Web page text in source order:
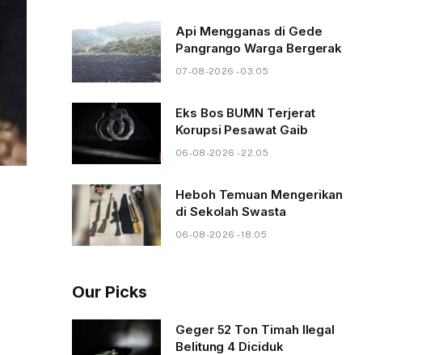
Api Mengganas di Gede
Pangrango Warga Bergerak
07-08-2026 - 03.05
Eks Bos BUMN Terjerat
Korupsi Pesawat Gaib
06-08-2026 - 22.05
Heboh Temuan Mengerikan
di Sekolah Swasta
06-08-2026 - 18.05
Our Picks
Geger 52 Ton Timah Ilegal
Belitung 4 Diciduk